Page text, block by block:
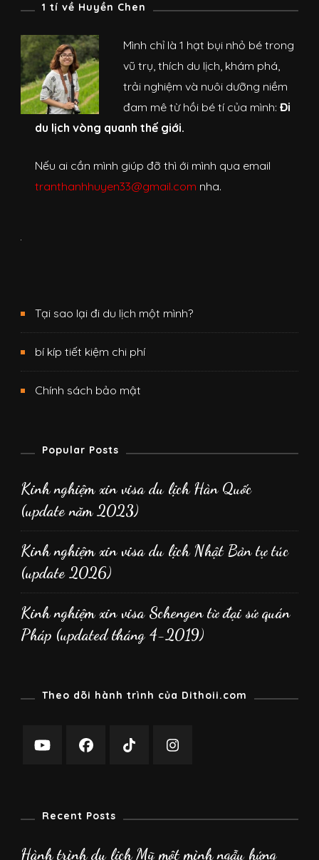
1 tí về Huyền Chen
Mình chỉ là 1 hạt bụi nhỏ bé trong
vũ trụ, thích du lịch, khám phá,
trải nghiệm và nuôi dưỡng niềm
đam mê từ hồi bé tí của mình: Đi
du lịch vòng quanh thế giới.
Nếu ai cần mình giúp đỡ thì ới mình qua email
tranthanhhuyen33@gmail.com nha.
Tại sao lại đi du lịch một mình?
bí kíp tiết kiệm chi phí
Chính sách bảo mật
Popular Posts
Kinh nghiệm xin visa du lịch Hàn Quốc
(update năm 2023)
Kinh nghiệm xin visa du lịch Nhật Bản tự túc
(update 2026)
Kinh nghiệm xin visa Schengen từ đại sứ quán
Pháp (updated tháng 4-2019)
Theo dõi hành trình của Dithoii.com
Recent Posts
Hành trình du lịch Mỹ một mình ngẫu hứng